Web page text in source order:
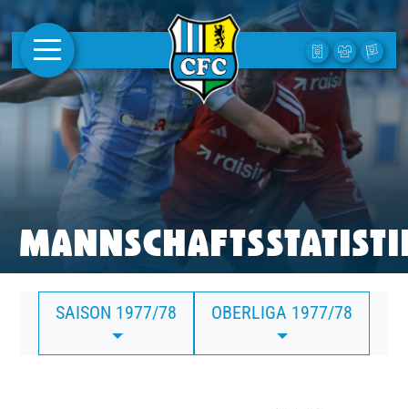
AKTUELLES
1. MANNSCHAFT
FRAUEN
CAMPUS
CLUB
CLUBMITGLIEDSCHAFT
BUSINESS
SAISON 1977/78 OBERLIGA 1977/78